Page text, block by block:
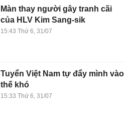
Màn thay người gây tranh cãi
của HLV Kim Sang-sik
15:43 Thứ 6, 31/07
Tuyển Việt Nam tự đẩy mình vào
thế khó
15:33 Thứ 6, 31/07